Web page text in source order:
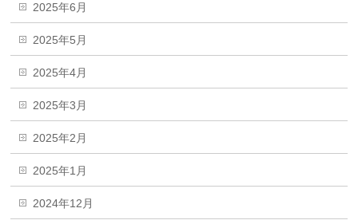
2025年6月
2025年5月
2025年4月
2025年3月
2025年2月
2025年1月
2024年12月